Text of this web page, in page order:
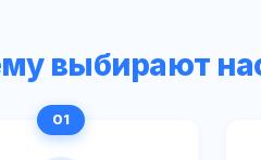
выбирают